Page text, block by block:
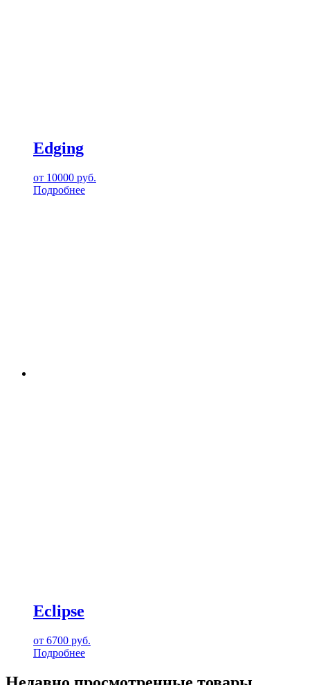
Edging
от 10000 руб.
Подробнее
Eclipse
от 6700 руб.
Подробнее